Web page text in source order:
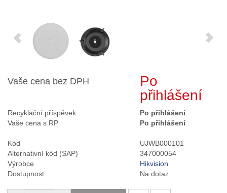
Vaše cena bez DPH
Po
přihlášení
Recyklační příspěvek
Po přihlášení
Vaše cena s RP
Po přihlášení
Kód
UJWB000101
Alternativní kód (SAP)
347000054
Výrobce
Hikvision
Dostupnost
Na dotaz